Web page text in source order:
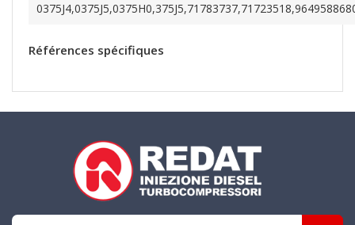
Références spécifiques